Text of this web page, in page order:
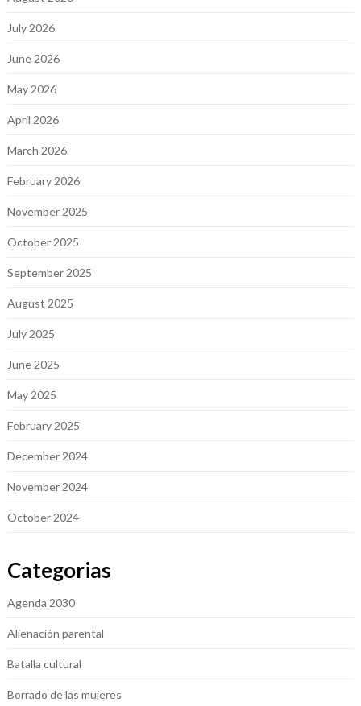
July 2026
June 2026
May 2026
April 2026
March 2026
February 2026
November 2025
October 2025
September 2025
August 2025
July 2025
June 2025
May 2025
February 2025
December 2024
November 2024
October 2024
Categorias
Agenda 2030
Alienación parental
Batalla cultural
Borrado de las mujeres